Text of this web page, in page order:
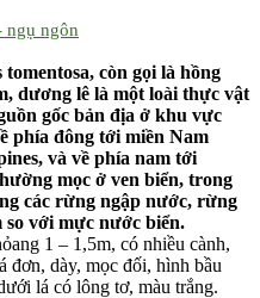
ngụ ngôn
còn gọi là hồng
dương lê là một loài thực vật
gốc bản địa ở khu vực
phía đông tới miền Nam
và về phía nam tới
mọc ở ven biển, trong
các rừng ngập nước, rừng
so với mực nước biển.
1 – 1,5m, có nhiều cành,
đơn, dày, mọc đối, hình bầu
lá có lông tơ, màu trắng.